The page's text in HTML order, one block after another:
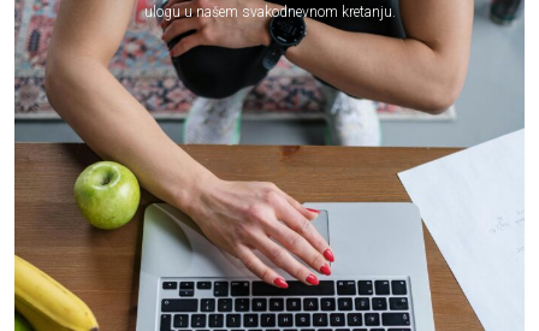
ulogu u našem svakodnevnom kretanju.